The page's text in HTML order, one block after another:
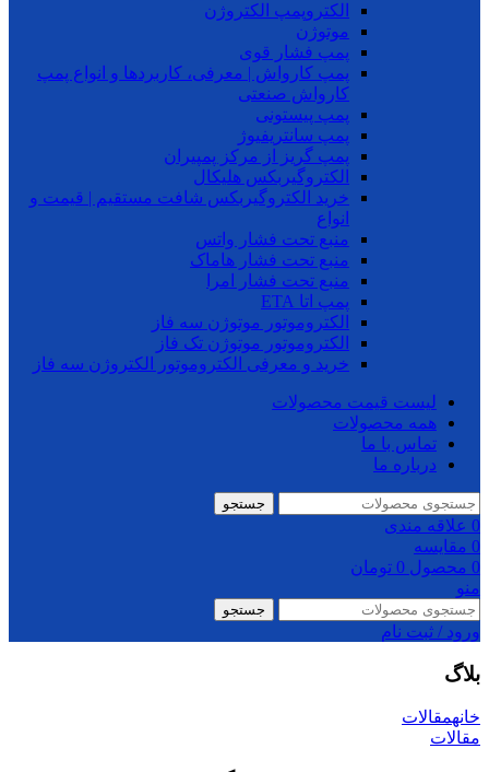
الکتروپمپ الکتروژن
موتوژن
پمپ فشار قوی
پمپ کارواش | معرفی، کاربردها و انواع پمپ
کارواش صنعتی
پمپ پیستونی
پمپ سانتریفیوژ
پمپ گریز از مرکز پمپیران
الکتروگیربکس هلیکال
خرید الکتروگیربکس شافت مستقیم | قیمت و
انواع
منبع تحت فشار واتس
منبع تحت فشار هاماک
منبع تحت فشار امرا
پمپ اتا ETA
الکتروموتور موتوژن سه فاز
الکتروموتور موتوژن تک فاز
خرید و معرفی الکتروموتور الکتروژن سه فاز
لیست قیمت محصولات
همه محصولات
تماس با ما
درباره ما
جستجو
0 علاقه مندی
0 مقایسه
0 محصول 0 تومان
منو
جستجو
ورود / ثبت نام
بلاگ
خانهمقالات
مقالات